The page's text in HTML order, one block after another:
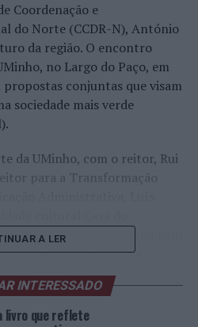
Coordenação e
do Norte (CCDR-N), António
da região. O encontro
no Largo do Paço, em
propostas conjuntas que visam
sociedade mais verde
da UMinho, com o reitor, Rui
para a Transformação
Andrade. Estiveram também
de Vila Verde, Júlia
Coura, Vítor Pereira, de Vieira
da Trofa, Sérgio Humberto,
Esteves, bem como o vice-
A LER
INTERESSADO
livro que reflete